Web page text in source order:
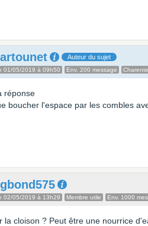
Auteur du sujet
01/05/2019 à 09h50 Env. 200 message Charente
réponse
boucher l'espace par les combles
02/05/2019 à 13h29 Membre utile Env. 1000
la cloison ? Peut être une nourrice